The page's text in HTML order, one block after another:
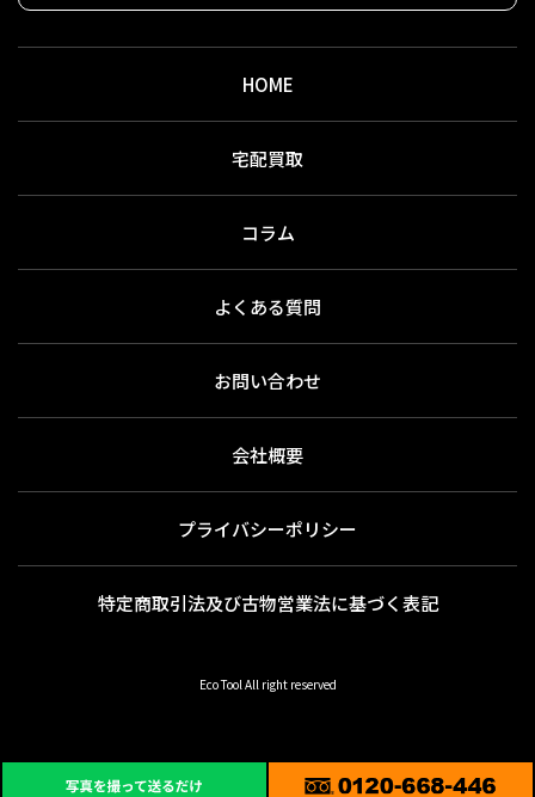
HOME
宅配買取
コラム
よくある質問
お問い合わせ
会社概要
プライバシーポリシー
特定商取引法及び古物営業法に基づく表記
Eco Tool All right reserved